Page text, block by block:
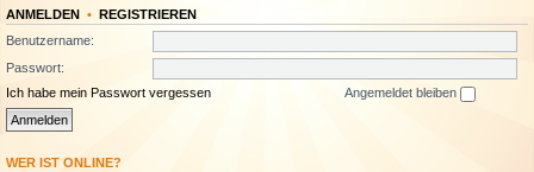
ANMELDEN • REGISTRIEREN
Benutzername:
Passwort:
Ich habe mein Passwort vergessen
Angemeldet bleiben
WER IST ONLINE?